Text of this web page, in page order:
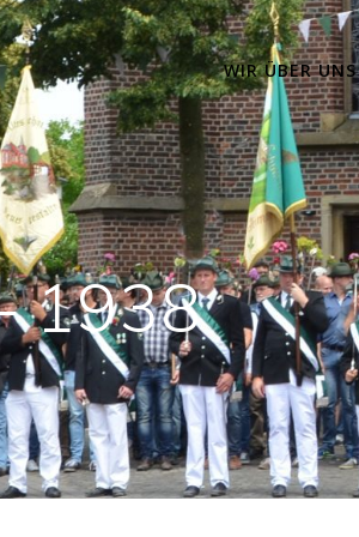
WIR ÜBER UNS
1938